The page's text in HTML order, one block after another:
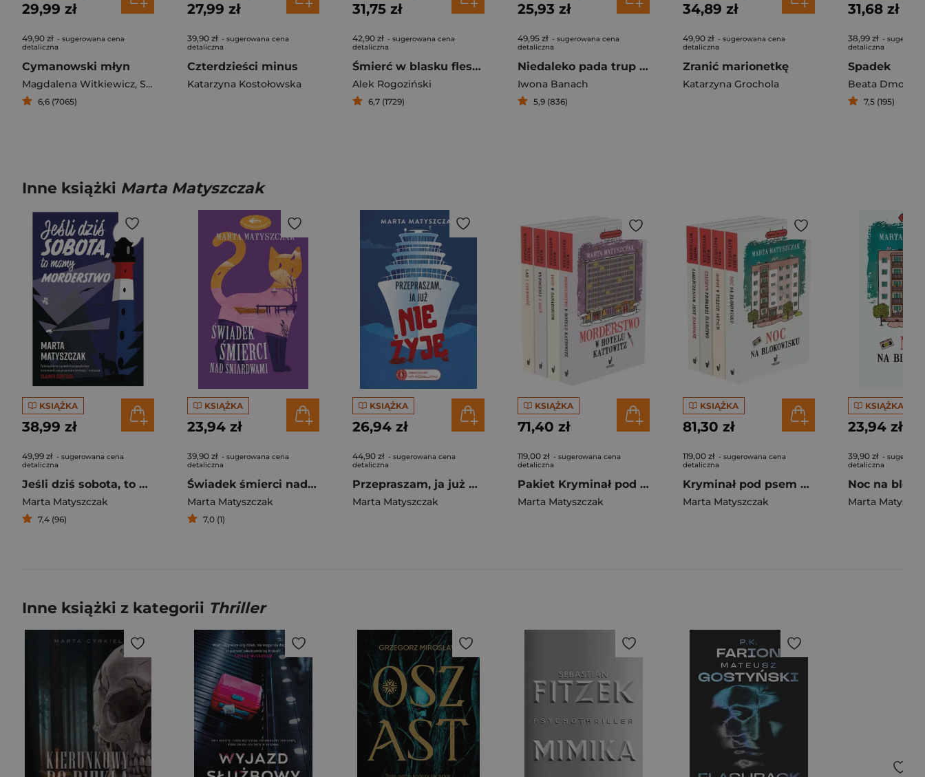
29,99 zł
49,90 zł - sugerowana cena
detaliczna
Cymanowski młyn
Magdalena Witkiewicz, Stefan Darda
6,6 (7065)
27,99 zł
39,90 zł - sugerowana cena
detaliczna
Czterdzieści minus
Katarzyna Kostołowska
31,75 zł
42,90 zł - sugerowana cena
detaliczna
Śmierć w blasku fleszy
Alek Rogoziński
6,7 (1729)
25,93 zł
49,95 zł - sugerowana cena
detaliczna
Niedaleko pada trup od denata
Iwona Banach
5,9 (836)
34,89 zł
49,90 zł - sugerowana cena
detaliczna
Zranić marionetkę
Katarzyna Grochola
31,68 zł
38,99 zł -
detaliczna
Spadek
Beata
7,5 (195)
Inne książki Marta Matyszczak
KSIĄŻKA
38,99 zł
49,99 zł - sugerowana cena
detaliczna
Jeśli dziś sobota, to mamy morderstwo
Marta Matyszczak
7,4 (96)
KSIĄŻKA
23,94 zł
39,90 zł - sugerowana cena
detaliczna
Świadek śmierci nad Śniardwami. Kryminał z pazurem Tom 4
Marta Matyszczak
7,0 (1)
KSIĄŻKA
26,94 zł
44,90 zł - sugerowana cena
detaliczna
Przepraszam, ja już nie żyję. Zbrodnie na Podsłuchu. Tom 2
Marta Matyszczak
KSIĄŻKA
71,40 zł
119,00 zł - sugerowana cena
detaliczna
Pakiet Kryminał pod psem. Tomy 5-8
Marta Matyszczak
KSIĄŻKA
81,30 zł
119,00 zł - sugerowana cena
detaliczna
Kryminał pod psem 9-12 Pakiet
Marta Matyszczak
KSIĄŻKA
23,94 zł
39,90 zł -
detaliczna
Noc na
Marta
Inne książki z kategorii Thriller